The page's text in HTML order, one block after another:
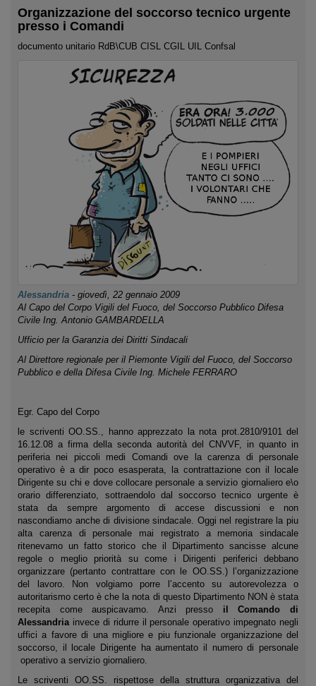
Organizzazione del soccorso tecnico urgente
presso i Comandi
documento unitario RdB\CUB CISL CGIL UIL Confsal
Alessandria - giovedì, 22 gennaio 2009
Al Capo del Corpo Vigili del Fuoco, del Soccorso Pubblico Difesa
Civile Ing. Antonio GAMBARDELLA
Ufficio per la Garanzia dei Diritti Sindacali
Al Direttore regionale per il Piemonte Vigili del Fuoco, del Soccorso
Pubblico e della Difesa Civile Ing. Michele FERRARO
Egr. Capo del Corpo
le scriventi OO.SS., hanno apprezzato la nota prot.2810/9101 del
16.12.08 a firma della seconda autorità del CNVVF, in quanto in
periferia nei piccoli medi Comandi ove la carenza di personale
operativo è a dir poco esasperata, la contrattazione con il locale
Dirigente su chi e dove collocare personale a servizio giornaliero e\o
orario differenziato, sottraendolo dal soccorso tecnico urgente è
stata da sempre argomento di accese discussioni e non
nascondiamo anche di divisione sindacale. Oggi nel registrare la piu
alta carenza di personale mai registrato a memoria sindacale
ritenevamo un fatto storico che il Dipartimento sancisse alcune
regole o meglio priorità su come i Dirigenti periferici debbano
organizzare (pertanto contrattare con le OO.SS.) l’organizzazione
del lavoro. Non volgiamo porre l’accento su autorevolezza o
autoritarismo certo è che la nota di questo Dipartimento NON è stata
recepita come auspicavamo. Anzi presso il Comando di
Alessandria invece di ridurre il personale operativo impegnato negli
uffici a favore di una migliore e piu funzionale organizzazione del
soccorso, il locale Dirigente ha aumentato il numero di personale
operativo a servizio giornaliero.
Le scriventi OO.SS. rispettose della struttura organizzativa del